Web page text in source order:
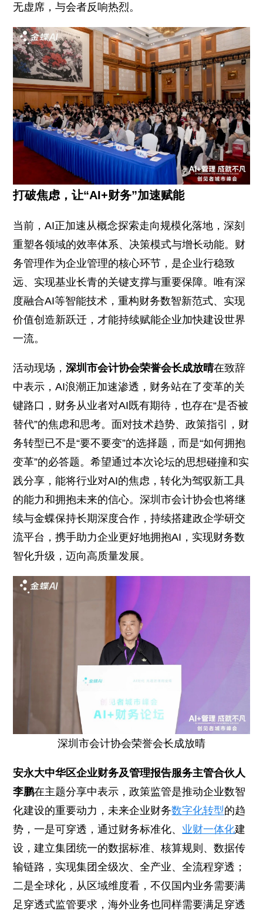
无虚席，与会者反响热烈。
打破焦虑，让“AI+财务”加速赋能
当前，AI正加速从概念探索走向规模化落地，深刻
重塑各领域的效率体系、决策模式与增长动能。财
务管理作为企业管理的核心环节，是企业行稳致
远、实现基业长青的关键支撑与重要保障。唯有深
度融合AI等智能技术，重构财务数智新范式、实现
价值创造新跃迁，才能持续赋能企业加快建设世界
一流。
活动现场，深圳市会计协会荣誉会长成放晴在致辞
中表示，AI浪潮正加速渗透，财务站在了变革的关
键路口，财务从业者对AI既有期待，也存在“是否被
替代”的焦虑和思考。面对技术趋势、政策指引，财
务转型已不是“要不要变”的选择题，而是“如何拥抱
变革”的必答题。希望通过本次论坛的思想碰撞和实
践分享，能将行业对AI的焦虑，转化为驾驭新工具
的能力和拥抱未来的信心。深圳市会计协会也将继
续与金蝶保持长期深度合作，持续搭建政企学研交
流平台，携手助力企业更好地拥抱AI，实现财务数
智化升级，迈向高质量发展。
深圳市会计协会荣誉会长成放晴
安永大中华区企业财务及管理报告服务主管合伙人
李鹏在主题分享中表示，政策监管是推动企业数智
化建设的重要动力，未来企业财务数字化转型的趋
势，一是可穿透，通过财务标准化、 业财一体化建
设，建立集团统一的数据标准、核算规则、数据传
输链路，实现集团全级次、全产业、全流程穿透；
二是全球化，从区域维度看，不仅国内业务需要满
足穿透式监管要求，海外业务也同样需要满足穿透